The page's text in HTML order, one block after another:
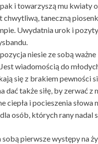
i towarzyszą mu kwiaty
chwytliwą, taneczną
Uwydatnia urok i
niesie ze sobą ważne
wiadomością do
się z brakiem pewności
dać także siłę, by zerwać z
ciepła i pocieszenia słowa
dla osób, których rany nadal
sobą pierwsze występy na